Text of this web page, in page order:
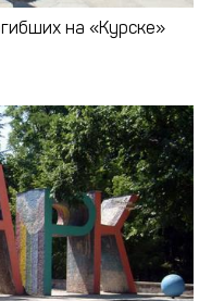
на «Курске»